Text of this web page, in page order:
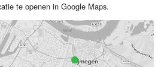
te openen in Google Maps.